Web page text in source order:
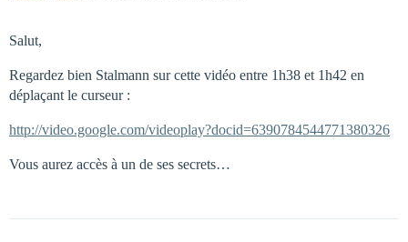
Salut,
Regardez bien Stalmann sur cette vidéo entre 1h38 et 1h42 en
déplaçant le curseur :
http://video.google.com/videoplay?docid=6390784544771380326
Vous aurez accès à un de ses secrets…